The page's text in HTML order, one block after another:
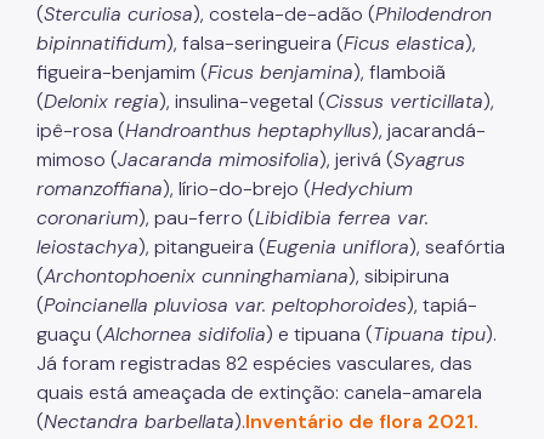
(Sterculia curiosa), costela-de-adão (Philodendron
bipinnatifidum), falsa-seringueira (Ficus elastica),
figueira-benjamim (Ficus benjamina), flamboiã
(Delonix regia), insulina-vegetal (Cissus verticillata),
ipê-rosa (Handroanthus heptaphyllus), jacarandá-
mimoso (Jacaranda mimosifolia), jerivá (Syagrus
romanzoffiana), lírio-do-brejo (Hedychium
coronarium), pau-ferro (Libidibia ferrea var.
leiostachya), pitangueira (Eugenia uniflora), seafórtia
(Archontophoenix cunninghamiana), sibipiruna
(Poincianella pluviosa var. peltophoroides), tapiá-
guaçu (Alchornea sidifolia) e tipuana (Tipuana tipu).
Já foram registradas 82 espécies vasculares, das
quais está ameaçada de extinção: canela-amarela
(Nectandra barbellata).Inventário de flora 2021.